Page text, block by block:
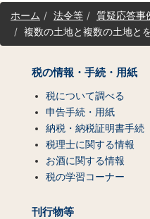
サ
イホーム 法令等 質疑応答事
複数の土地と複数の土地と
税の情報・手続・用紙
税について調べる
申告手続・用紙
納税・納税証明書手続
税理士に関する情報
お酒に関する情報
税の学習コーナー
刊行物等